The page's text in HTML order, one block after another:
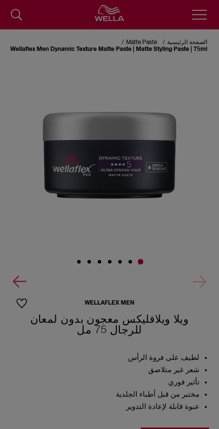
main
الصفحة الرئيسية
Matte Paste
Wellaflex Men Dynamic Texture Matte Paste | Matte Styling Paste | 75ml
WELLAFLEX MEN
ويلا ويلافليكس معجون بدون لمعان
للرجال 75 مل
لطيف على فروة الرأس
شعر غير متلاصق
تأثير فوري
مختبر من قبل أطباء الجلدية
عبوة قابلة لإعادة التدوير